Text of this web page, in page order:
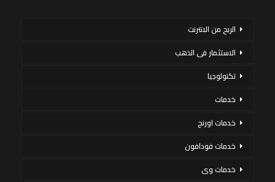
الربح من الانترنت
الاستثمار فى الذهب
تكنولوجيا
خدمات
خدمات اورنج
خدمات فودافون
خدمات وى